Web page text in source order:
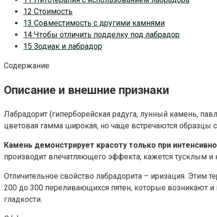
12 Стоимость
13 Совместимость с другими камнями
14 Чтобы отличить подделку под лабрадор
15 Зодиак и лабрадор
Содержание
Описание и внешние признаки
Лабрадорит (гиперборейская радуга, лунный камень,
цветовая гамма широкая, но чаще встречаются образцы
Камень демонстрирует красоту только при
производит впечатляющего эффекта, кажется тусклым и
Отличительное свойство лабрадорита – иризация.
200 до 300 переливающихся пятен, которые возникают и
гладкости.